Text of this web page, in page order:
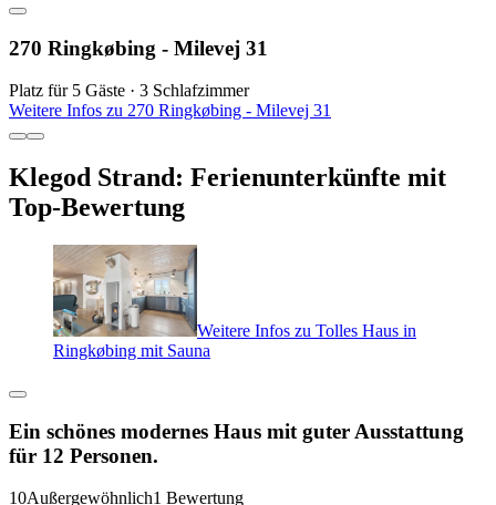
270 Ringkøbing - Milevej 31
Platz für 5 Gäste · 3 Schlafzimmer
Weitere Infos zu 270 Ringkøbing - Milevej 31
Klegod Strand: Ferienunterkünfte mit
Top-Bewertung
Weitere Infos zu Tolles Haus in
Ringkøbing mit Sauna
Ein schönes modernes Haus mit guter Ausstattung
für 12 Personen.
10Außergewöhnlich1 Bewertung